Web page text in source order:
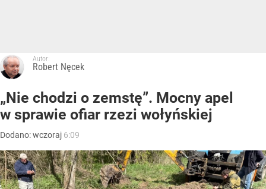
Autor:
Robert Nęcek
„Nie chodzi o zemstę”. Mocny apel
w sprawie ofiar rzezi wołyńskiej
Dodano:wczoraj 6:09